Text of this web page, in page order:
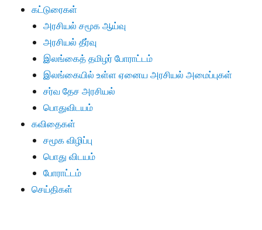
கட்டுரைகள்
அரசியல் சமூக ஆய்வு
அரசியல் தீர்வு
இலங்கைத் தமிழர் போராட்டம்
இலங்கையில் உள்ள ஏனைய அரசியல் அமைப்புகள்
சர்வ தேச அரசியல்
பொதுவிடயம்
கவிதைகள்
சமூக விழிப்பு
பொது விடயம்
போராட்டம்
செய்திகள்